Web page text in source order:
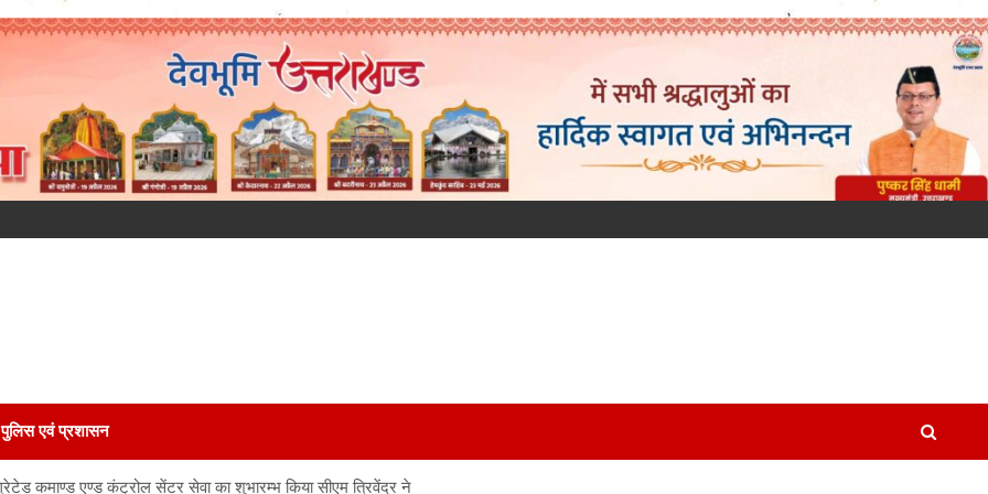
पुलिस एवं प्रशासन
कमाण्ड एण्ड कंट्रोल सेंटर सेवा का शुभारम्भ किया सीएम त्रिवेंद्र ने